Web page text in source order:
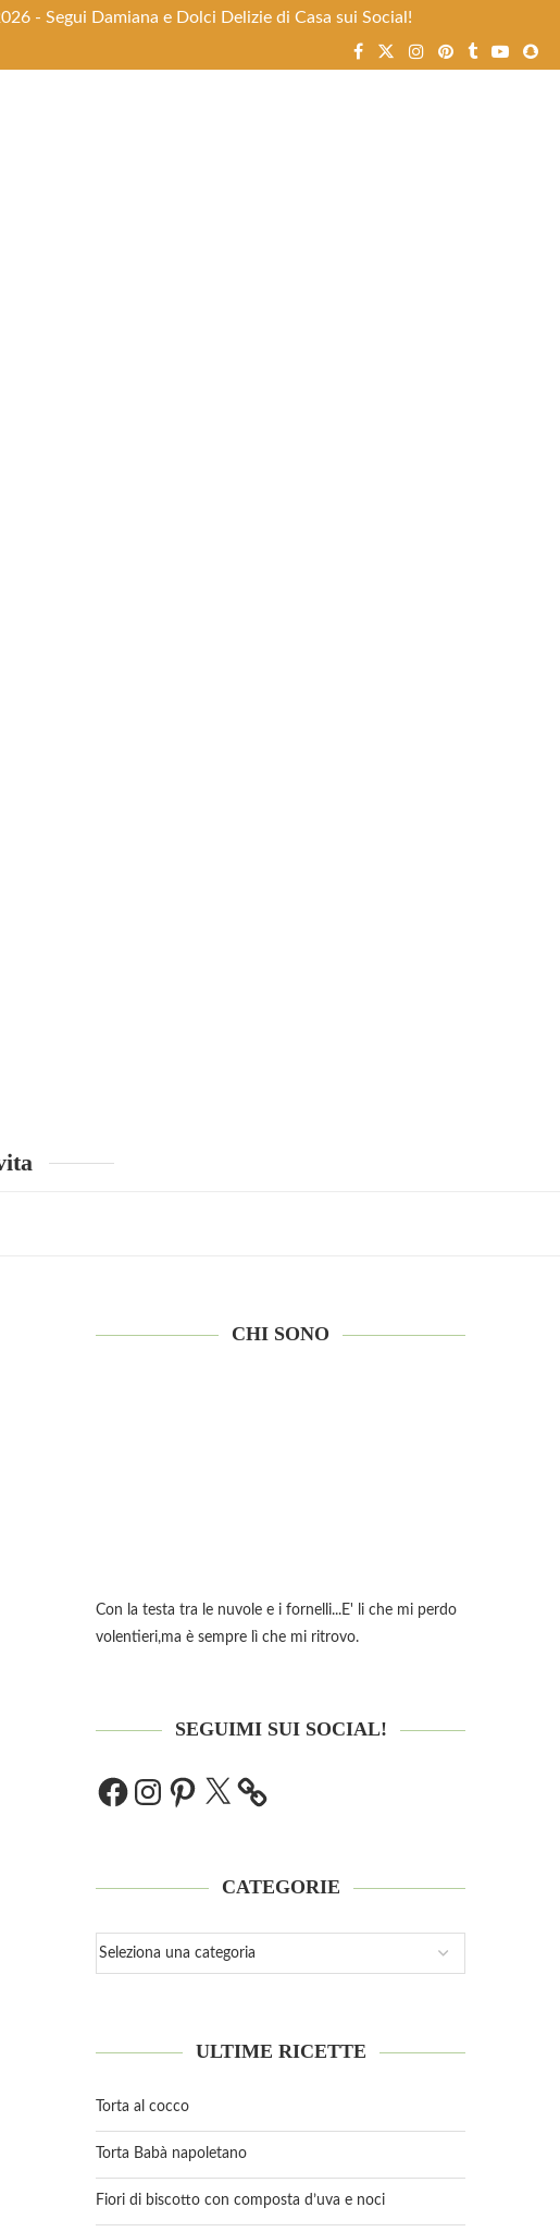
- Segui Damiana e Dolci Delizie di Casa sui Social!
CHI SONO
Con la testa tra le nuvole e i fornelli...E' li che mi perdo
volentieri,ma è sempre lì che mi ritrovo.
SEGUIMI SUI SOCIAL!
CATEGORIE
ULTIME RICETTE
Torta al cocco
Torta Babà napoletano
Fiori di biscotto con composta d’uva e noci